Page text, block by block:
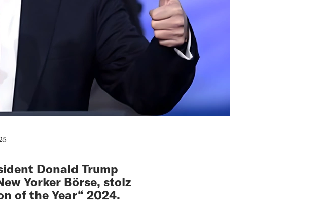
Donald Trump
Yorker Börse, stolz
of the Year“ 2024.